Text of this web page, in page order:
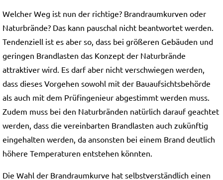
Welcher Weg ist nun der richtige? Brandraumkurven oder
Naturbrände? Das kann pauschal nicht beantwortet werden.
Tendenziell ist es aber so, dass bei größeren Gebäuden und
geringen Brandlasten das Konzept der Naturbrände
attraktiver wird. Es darf aber nicht verschwiegen werden,
dass dieses Vorgehen sowohl mit der Bauaufsichtsbehörde
als auch mit dem Prüfingenieur abgestimmt werden muss.
Zudem muss bei den Naturbränden natürlich darauf geachtet
werden, dass die vereinbarten Brandlasten auch zukünftig
eingehalten werden, da ansonsten bei einem Brand deutlich
höhere Temperaturen entstehen könnten.
Die Wahl der Brandraumkurve hat selbstverständlich einen